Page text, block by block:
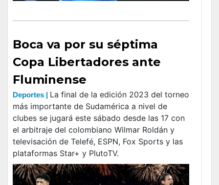
Boca va por su séptima
Copa Libertadores ante
Fluminense
Deportes | La final de la edición 2023 del torneo
más importante de Sudamérica a nivel de
clubes se jugará este sábado desde las 17 con
el arbitraje del colombiano Wilmar Roldán y
televisación de Telefé, ESPN, Fox Sports y las
plataformas Star+ y PlutoTV.